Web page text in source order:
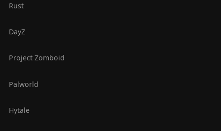
Rust
DayZ
Project Zomboid
Palworld
Hytale